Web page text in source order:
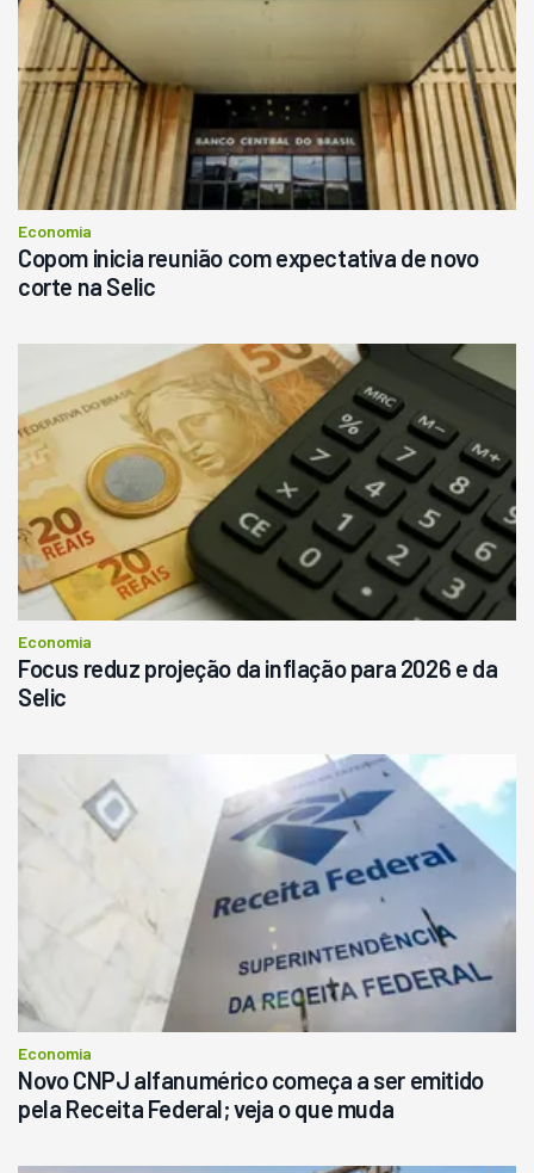
R$ 145.000
Consultar
Economia
Copom inicia reunião com expectativa de novo
corte na Selic
Economia
Focus reduz projeção da inflação para 2026 e da
Selic
Economia
Novo CNPJ alfanumérico começa a ser emitido
pela Receita Federal; veja o que muda